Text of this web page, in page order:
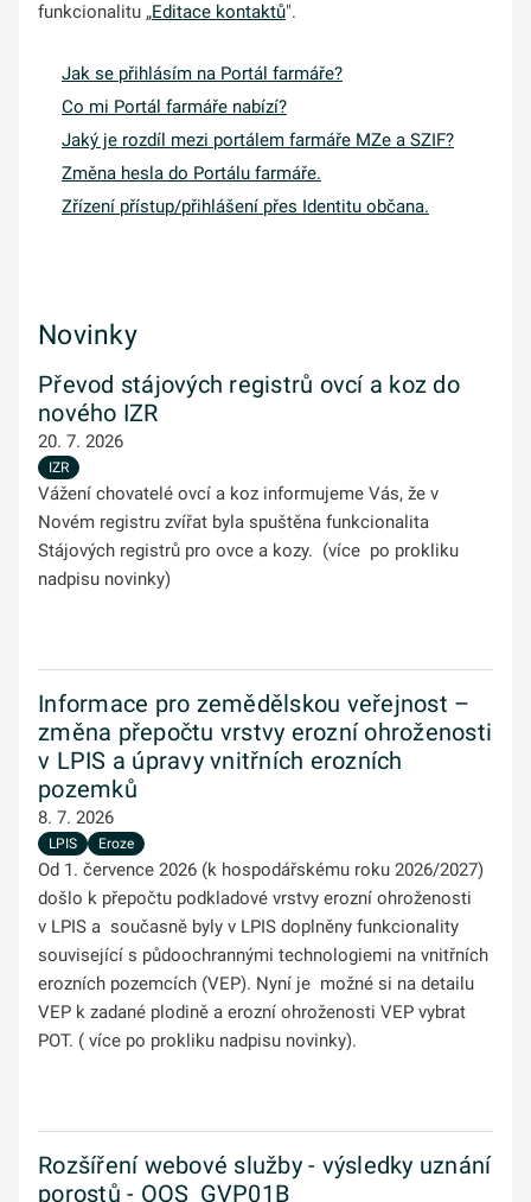
funkcionalitu „Editace kontaktů".
Jak se přihlásím na Portál farmáře?
Co mi Portál farmáře nabízí?
Jaký je rozdíl mezi portálem farmáře MZe a SZIF?
Změna hesla do Portálu farmáře.
Zřízení přístup/přihlášení přes Identitu občana.
Novinky
Převod stájových registrů ovcí a koz do
nového IZR
20. 7. 2026
IZR
Vážení chovatelé ovcí a koz informujeme Vás, že v
Novém registru zvířat byla spuštěna funkcionalita
Stájových registrů pro ovce a kozy. (více po prokliku
nadpisu novinky)
Informace pro zemědělskou veřejnost –
změna přepočtu vrstvy erozní ohroženosti
v LPIS a úpravy vnitřních erozních
pozemků
8. 7. 2026
LPIS Eroze
Od 1. července 2026 (k hospodářskému roku 2026/2027)
došlo k přepočtu podkladové vrstvy erozní ohroženosti
v LPIS a současně byly v LPIS doplněny funkcionality
související s půdoochrannými technologiemi na vnitřních
erozních pozemcích (VEP). Nyní je možné si na detailu
VEP k zadané plodině a erozní ohroženosti VEP vybrat
POT. ( více po prokliku nadpisu novinky).
Rozšíření webové služby - výsledky uznání
porostů - OOS_GVP01B